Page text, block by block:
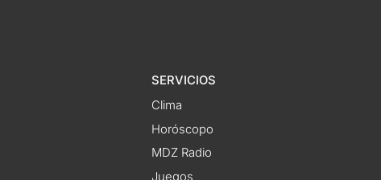
SERVICIOS
Clima
Horóscopo
MDZ Radio
Juegos